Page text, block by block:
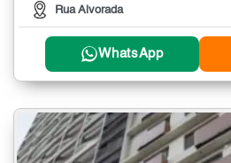
Rua Alvorada
WhatsApp